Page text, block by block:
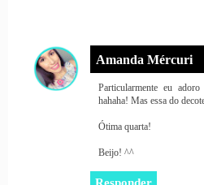
Amanda Mércuri
Particularmente eu
hahaha! Mas essa do
Ótima quarta!
Beijo! ^^